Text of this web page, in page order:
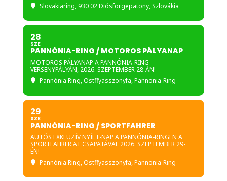
Slovakiaring, 930 02 Diósförgepatony, Szlovákia
28
SZE
PANNÓNIA-RING / MOTOROS PÁLYANAP
MOTOROS PÁLYANAP A PANNÓNIA-RING
VERSENYPÁLYÁN, 2026. SZEPTEMBER 28-ÁN!
Pannónia Ring, Ostffyasszonyfa, Pannonia-Ring
29
SZE
PANNÓNIA-RING / SPORTFAHRER
AUTÓS EXKLUZÍV NYÍLT-NAP A PANNÓNIA-RINGEN A
SPORTFAHRER.AT CSAPATÁVAL 2026. SZEPTEMBER 29-
ÉN!
Pannónia Ring, Ostffyasszonyfa, Pannonia-Ring